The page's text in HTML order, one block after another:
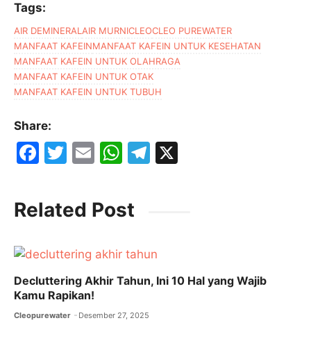
Tags:
AIR DEMINERALAIR MURNICLEOCLEO PUREWATER
MANFAAT KAFEINMANFAAT KAFEIN UNTUK KESEHATAN
MANFAAT KAFEIN UNTUK OLAHRAGA
MANFAAT KAFEIN UNTUK OTAK
MANFAAT KAFEIN UNTUK TUBUH
Share:
F
c
e
o
o
k
T
itt
er
E
ai
l
W
at
s
p
p
T
m
Related Post
Decluttering Akhir Tahun, Ini 10 Hal yang Wajib
Kamu Rapikan!
Cleopurewater Desember 27, 2025